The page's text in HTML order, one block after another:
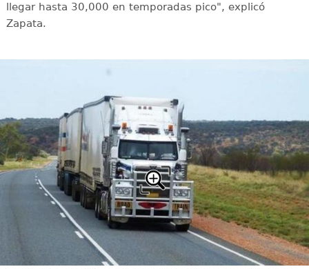
llegar hasta 30,000 en temporadas pico", explicó
Zapata.